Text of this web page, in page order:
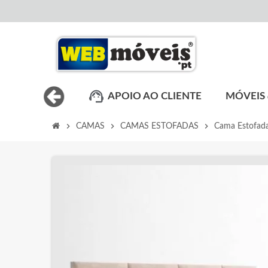
APOIO AO CLIENTE MÓVEIS
chevron_right CAMAS chevron_right CAMAS ESTOFADAS chevron_right Cama